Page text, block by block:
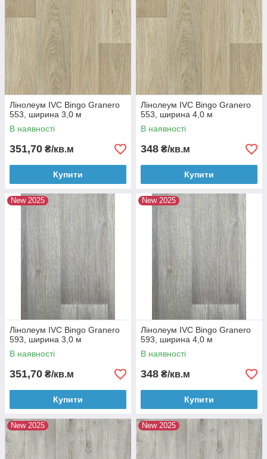
Лінолеум IVC Bingo Granero
553, ширина 3,0 м
В наявності
351,70 ₴/кв.м
Купити
Лінолеум IVC Bingo Granero
553, ширина 4,0 м
В наявності
348 ₴/кв.м
Купити
New 2025
Лінолеум IVC Bingo Granero
593, ширина 3,0 м
В наявності
351,70 ₴/кв.м
Купити
New 2025
Лінолеум IVC Bingo Granero
593, ширина 4,0 м
В наявності
348 ₴/кв.м
Купити
New 2025 New 2025